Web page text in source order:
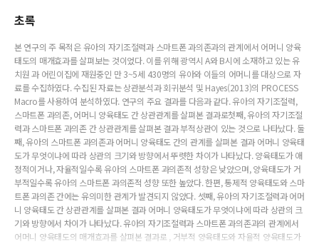
초록
본 연구의 주 목적은 유아의 자기조절력과 스마트폰 과의존과의 관계에서 어머니 양육
태도의 매개효과를 살펴보는 것이었다. 이를 위해 광역시 A와 B시에 소재하고 있는 유
치원 과 어린이집에 재원중인 만 3~5세 430명의 유아와 이들의 어머니를 대상으로 자
료를 수집하였다. 수집된 자료는 상관분석과 회귀분석 및 Hayes(2013)의 PROCESS
Macro를 사용하여 분석하였다. 연구의 주요 결과를 다음과 같다. 유아의 자기조절력,
스마트폰 과의존, 어머니 양육태도 간 상관관계를 살펴본 결과로첫째, 유아의 자기조절
력과 스마트폰 과의존 간 상관관계를 살펴본 결과 부적상관이 있는 것으로 나타났다. 둘
째, 유아의 스마트폰 과의존과 어머니 양육태도 간의 관계를 살펴본 결과 어머니 양육태
도가 무엇이냐에 따라 상관의 크기와 방향에서 뚜렷한 차이가 나타났다. 양육태도가 애
정적이거나, 자율적일수록 유아의 스마트폰 과의존적 성향은 낮았으며, 양육태도가 거
부적일수록 유아의 스마트폰 과의존적 성향 또한 높았다. 한편, 통제적 양육태도와 스마
트폰 과의존 간에는 유의미한 관계가 발견되지 않았다. 셋째, 유아의 자기조절력과 어머
니 양육태도 간 상관관계를 살펴본 결과 어머니 양육태도가 무엇이냐에 따라 상관의 크
기와 방향에서 차이가 나타났다. 유아의 자기조절력과 스마트폰 과의존과의 관계에서
어머니 양육태도의 매개효과를 살펴본 결과로 , 거부적 양육태도와 자율적 양육태도가